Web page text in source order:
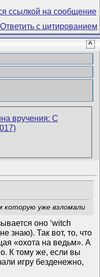
^
которую уже взломали
оно ‘witch
знаю). Так вот, то, что
«охота на ведьм». А
К тому же, если вы
игру безденежно,